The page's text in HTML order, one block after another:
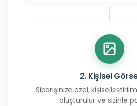
2. Kişisel
Siparişinize özel,
oluşturulur ve sizinle